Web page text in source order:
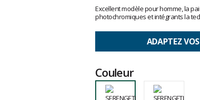
avis
clients
Excellent modèle pour homme, la
photochromiques et intégrants la
ADAPTEZ
Couleur